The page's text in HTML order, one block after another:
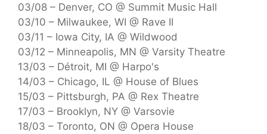
03/08 – Denver, CO @ Summit Music Hall
03/10 – Milwaukee, WI @ Rave II
03/11 – Iowa City, IA @ Wildwood
03/12 – Minneapolis, MN @ Varsity Theatre
13/03 – Détroit, MI @ Harpo's
14/03 – Chicago, IL @ House of Blues
15/03 – Pittsburgh, PA @ Rex Theatre
17/03 – Brooklyn, NY @ Varsovie
18/03 – Toronto, ON @ Opera House